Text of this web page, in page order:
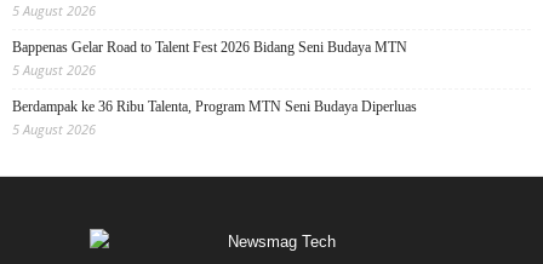
5 August 2026
Bappenas Gelar Road to Talent Fest 2026 Bidang Seni Budaya MTN
5 August 2026
Berdampak ke 36 Ribu Talenta, Program MTN Seni Budaya Diperluas
5 August 2026